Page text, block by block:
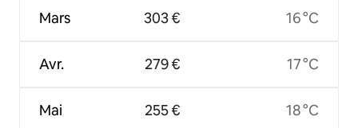
Mars
Avr.
Mai
303 €
279 €
255 €
16 °C
17 °C
18 °C